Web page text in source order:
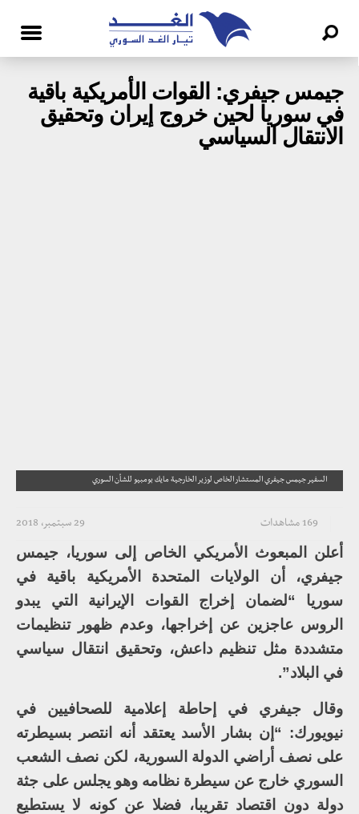
جيمس جيفري: القوات الأمريكية باقية
في سوريا لحين خروج إيران وتحقيق
الانتقال السياسي
السفير جيمس جيفري المستشار الخاص لوزير الخارجية مايك بومبيو للشأن السوري
29 سبتمبر، 2018 169 مشاهدات
أعلن المبعوث الأمريكي الخاص إلى سوريا، جيمس
جيفري، أن الولايات المتحدة الأمريكية باقية في
سوريا “لضمان إخراج القوات الإيرانية التي يبدو
الروس عاجزين عن إخراجها، وعدم ظهور تنظيمات
متشددة مثل تنظيم داعش، وتحقيق انتقال سياسي
في البلاد”.
وقال جيفري في إحاطة إعلامية للصحافيين في
نيويورك: “إن بشار الأسد يعتقد أنه انتصر بسيطرته
على نصف أراضي الدولة السورية، لكن نصف الشعب
السوري خارج عن سيطرة نظامه وهو يجلس على جثة
دولة دون اقتصاد تقريبا، فضلا عن كونه لا يستطيع